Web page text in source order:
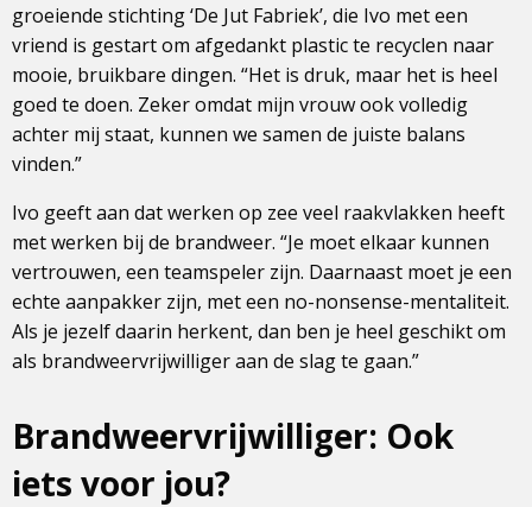
groeiende stichting ‘De Jut Fabriek’, die Ivo met een
vriend is gestart om afgedankt plastic te recyclen naar
mooie, bruikbare dingen. “Het is druk, maar het is heel
goed te doen. Zeker omdat mijn vrouw ook volledig
achter mij staat, kunnen we samen de juiste balans
vinden.”
Ivo geeft aan dat werken op zee veel raakvlakken heeft
met werken bij de brandweer. “Je moet elkaar kunnen
vertrouwen, een teamspeler zijn. Daarnaast moet je een
echte aanpakker zijn, met een no-nonsense-mentaliteit.
Als je jezelf daarin herkent, dan ben je heel geschikt om
als brandweervrijwilliger aan de slag te gaan.”
Brandweervrijwilliger: Ook
iets voor jou?